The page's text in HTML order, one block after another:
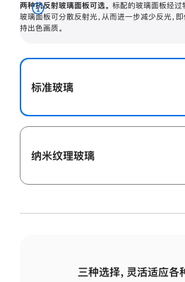
两种抗反射玻璃面板可选。 标配的玻璃面板经过
玻璃面板可分散反射光，从而进一步减少反光，
持出色画质。
展
开
标准玻璃
纳米纹理玻璃
三种选择，灵活适应各